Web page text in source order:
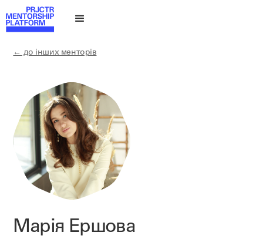
← до інших менторів
Марія Ершова